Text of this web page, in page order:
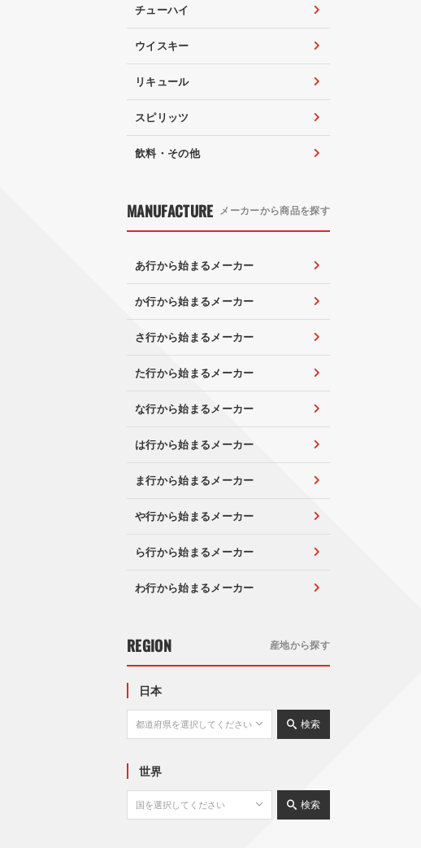
チューハイ
ウイスキー
リキュール
スピリッツ
飲料・その他
MANUFACTURE メーカーから商品を探す
あ行から始まるメーカー
か行から始まるメーカー
さ行から始まるメーカー
た行から始まるメーカー
な行から始まるメーカー
は行から始まるメーカー
ま行から始まるメーカー
や行から始まるメーカー
ら行から始まるメーカー
わ行から始まるメーカー
REGION 産地から探す
日本
検索
世界
検索